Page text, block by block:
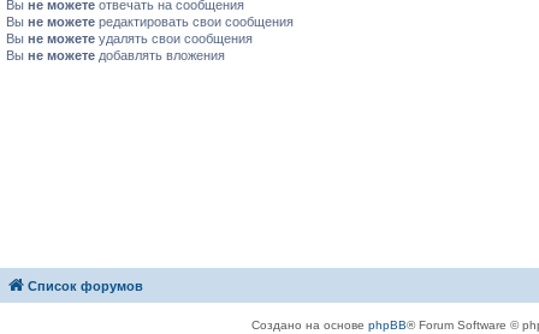
Вы не можете отвечать на сообщения
Вы не можете редактировать свои сообщения
Вы не можете удалять свои сообщения
Вы не можете добавлять вложения
Список форумов
Создано на основе phpBB® Forum Software ©